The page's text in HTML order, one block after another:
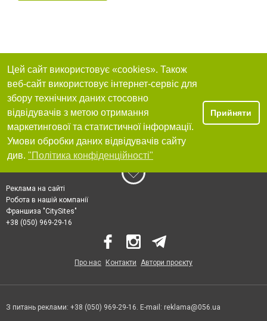
Цей сайт використовує «cookies». Також
веб-сайт використовує інтернет-сервіс для
збору технічних даних стосовно
відвідувачів з метою отримання
маркетингової та статистичної інформації.
Умови обробки даних відвідувачів сайту
див. "Політика конфіденційності"
Прийняти
Реклама на сайті
Робота в нашій компанії
Франшиза "CitySites"
+38 (050) 969-29-16
Про нас Контакти Автори проєкту
З питань реклами: +38 (050) 969-29-16. E-mail: reklama@056.ua